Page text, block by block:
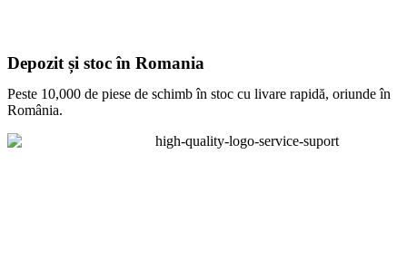
Depozit și stoc în Romania
Peste 10,000 de piese de schimb în stoc cu livare rapidă, oriunde în
România.